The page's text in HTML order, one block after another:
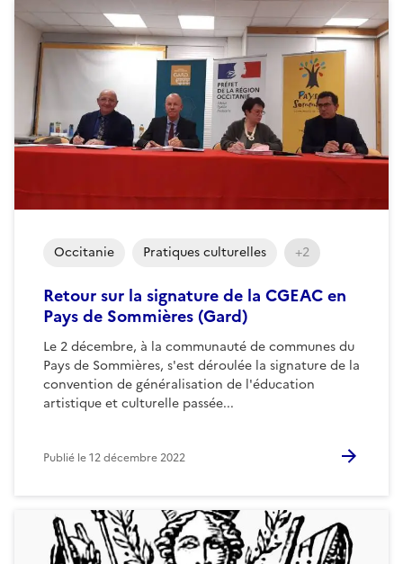
Retour sur la signature de la CGEAC en
Pays de Sommières (Gard)
Le 2 décembre, à la communauté de communes du
Pays de Sommières, s'est déroulée la signature de la
convention de généralisation de l'éducation
artistique et culturelle passée...
Occitanie Pratiques culturelles +2
Publié le12 décembre 2022